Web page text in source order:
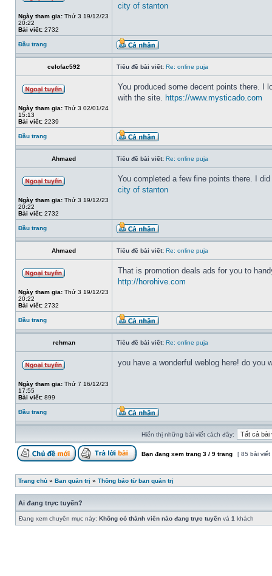
Ngày tham gia: Thứ 3 19/12/23
20:22
Bài viết: 2732
city of stanton
Đầu trang
celofac592 Tiêu đề bài viết: Re: online puja
Ngày tham gia: Thứ 3 02/01/24
15:13
Bài viết: 2239
You produced some decent points there. I
with the site. https://www.mysticado.com
Đầu trang
Ahmaed Tiêu đề bài viết: Re: online puja
Ngày tham gia: Thứ 3 19/12/23
20:22
Bài viết: 2732
You completed a few fine points there. I
city of stanton
Đầu trang
Ahmaed Tiêu đề bài viết: Re: online puja
Ngày tham gia: Thứ 3 19/12/23
20:22
Bài viết: 2732
That is promotion deals ads for you to
http://horohive.com
Đầu trang
rehman Tiêu đề bài viết: Re: online puja
Ngày tham gia: Thứ 7 16/12/23
17:55
Bài viết: 899
you have a wonderful weblog here! do
Đầu trang
Hiển thị những bài viết cách đây:
Bạn đang xem trang 3 / 9 trang [ 85 bài
Trang chủ » Ban quản trị » Thông báo từ ban quản trị
Ai đang trực tuyến?
Đang xem chuyên mục này: Không có thành viên nào đang trực tuyến và 1 khách